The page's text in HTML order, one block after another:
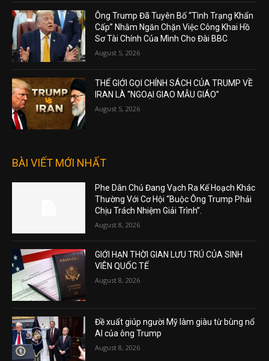
Ông Trump Đã Tuyên Bố “Tình Trạng Khẩn
Cấp” Nhằm Ngăn Chặn Việc Công Khai Hồ
Sơ Tài Chính Của Mình Cho Đài BBC
August 5, 2026
THẾ GIỚI GỌI CHÍNH SÁCH CỦA TRUMP VỀ
IRAN LÀ “NGOẠI GIAO MẪU GIÁO”
August 5, 2026
BÀI VIẾT MỚI NHẤT
Phe Dân Chủ Đang Vạch Ra Kế Hoạch Khác
Thường Với Cơ Hội “Buộc Ông Trump Phải
Chịu Trách Nhiệm Giải Trình”.
August 8, 2026
GIỚI HẠN THỜI GIAN LƯU TRÚ CỦA SINH
VIÊN QUỐC TẾ
August 8, 2026
Đề xuất giúp người Mỹ làm giàu từ bùng nổ
AI của ông Trump
August 8, 2026